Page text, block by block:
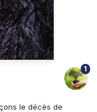
1
le décès de